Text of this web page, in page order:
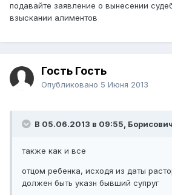
подавайте заявление о вынесении
взыскании алиментов
Гость Гость
Опубликовано 5 Июня 2013
В 05.06.2013 в 09:55,
также как и все
отцом ребенка, исходя из даты
должен быть указн бывший супруг